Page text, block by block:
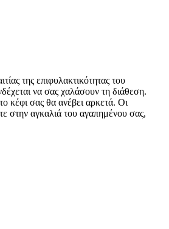
της επιφυλακτικότητας του
να σας χαλάσουν τη διάθεση.
κέφι σας θα ανέβει αρκετά. Οι
στην αγκαλιά του αγαπημένου σας,